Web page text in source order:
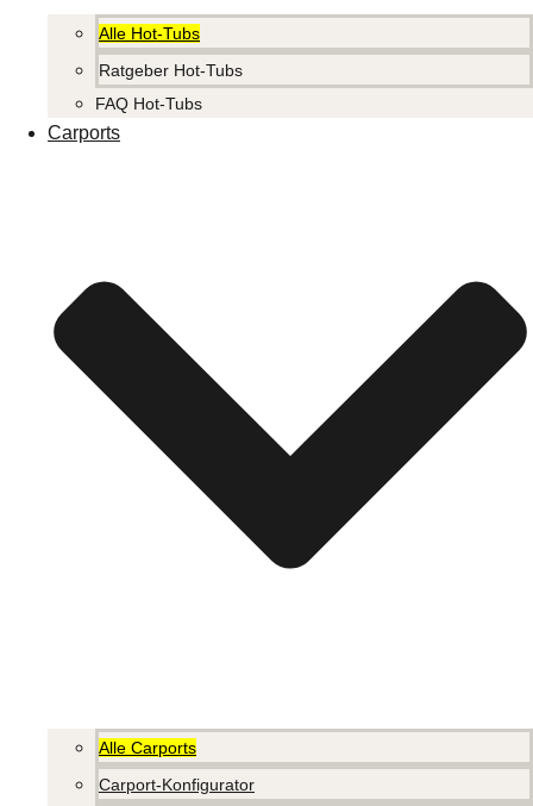
Alle Hot-Tubs
Ratgeber Hot-Tubs
FAQ Hot-Tubs
Carports
Alle Carports
Carport-Konfigurator